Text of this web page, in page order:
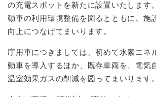
の充電スポットを新たに設置いたします
動車の利用環境整備を図るとともに、施
向上につなげてまいります。
庁用車につきましては、初めて水素エネ
動車を導入するほか、既存車両を、電気
温室効果ガスの削減を図ってまいります。